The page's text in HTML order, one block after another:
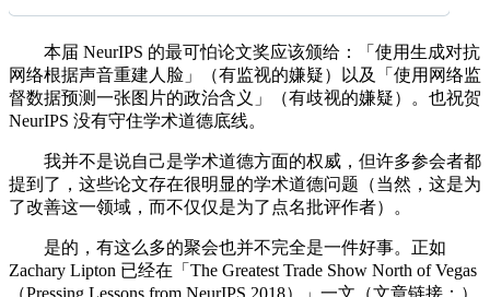
本届 NeurIPS 的最可怕论文奖应该颁给：「使用生成对抗
网络根据声音重建人脸」（有监视的嫌疑）以及「使用网络监
督数据预测一张图片的政治含义」（有歧视的嫌疑）。也祝贺
NeurIPS 没有守住学术道德底线。
我并不是说自己是学术道德方面的权威，但许多参会者都
提到了，这些论文存在很明显的学术道德问题（当然，这是为
了改善这一领域，而不仅仅是为了点名批评作者）。
是的，有这么多的聚会也并不完全是一件好事。正如
Zachary Lipton 已经在「The Greatest Trade Show North of Vegas
（Pressing Lessons from NeurIPS 2018）」一文（文章链接：）